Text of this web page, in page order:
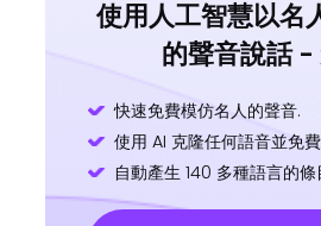
使用人工智慧以名
的聲音說話 -
快速免費模仿名人的聲音.
使用 AI 克隆任何語音並免
自動產生 140 多種語言的條